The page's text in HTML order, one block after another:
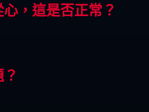
，這是否正常？